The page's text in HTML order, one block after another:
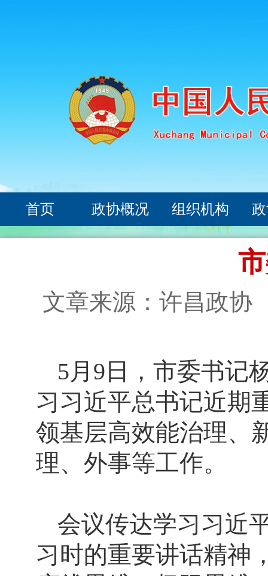
首页 政协概况 组织机构
文章来源：许昌政
5月9日，市委书记
习习近平总书记近期
领基层高效能治理、
理、外事等工作。
会议传达学习习近
习时的重要讲话精神